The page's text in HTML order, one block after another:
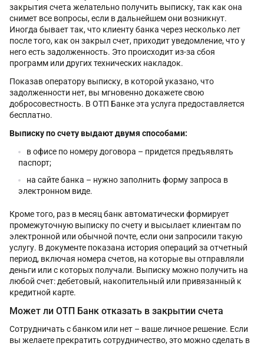
закрытия счета желательно получить выписку, так как она
снимет все вопросы, если в дальнейшем они возникнут.
Иногда бывает так, что клиенту банка через несколько лет
после того, как он закрыл счет, приходит уведомление, что у
него есть задолженность. Это происходит из-за сбоя
программ или других технических накладок.
Показав оператору выписку, в которой указано, что
задолженности нет, вы мгновенно докажете свою
добросовестность. В ОТП Банке эта услуга предоставляется
бесплатно.
Выписку по счету выдают двумя способами:
в офисе по номеру договора – придется предъявлять
паспорт;
на сайте банка – нужно заполнить форму запроса в
электронном виде.
Кроме того, раз в месяц банк автоматически формирует
промежуточную выписку по счету и высылает клиентам по
электронной или обычной почте, если они запросили такую
услугу. В документе показана история операций за отчетный
период, включая номера счетов, на которые вы отправляли
деньги или с которых получали. Выписку можно получить на
любой счет: дебетовый, накопительный или привязанный к
кредитной карте.
Может ли ОТП Банк отказать в закрытии счета
Сотрудничать с банком или нет – ваше личное решение. Если
вы желаете прекратить сотрудничество, это можно сделать в